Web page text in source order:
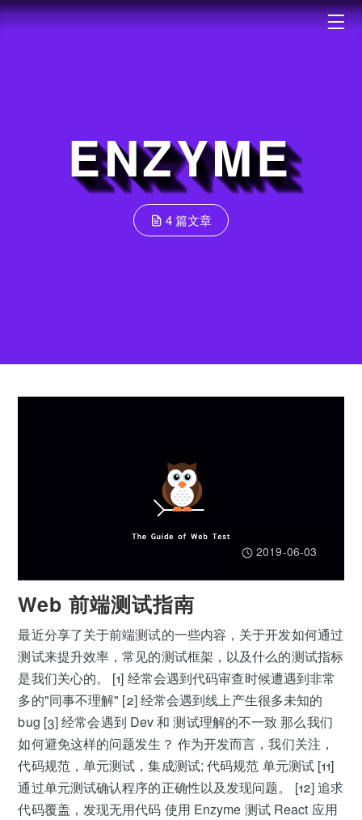
ENZYME
4 篇文章
2019-06-03
Web 前端测试指南
最近分享了关于前端测试的一些内容，关于开发如何通过
测试来提升效率，常见的测试框架，以及什么的测试指标
是我们关心的。 [1] 经常会遇到代码审查时候遭遇到非常
多的"同事不理解" [2] 经常会遇到线上产生很多未知的
bug [3] 经常会遇到 Dev 和 测试理解的不一致 那么我们
如何避免这样的问题发生？ 作为开发而言，我们关注，
代码规范，单元测试，集成测试; 代码规范 单元测试 [11]
通过单元测试确认程序的正确性以及发现问题。 [12] 追求
代码覆盖，发现无用代码 使用 Enzyme 测试 React 应用